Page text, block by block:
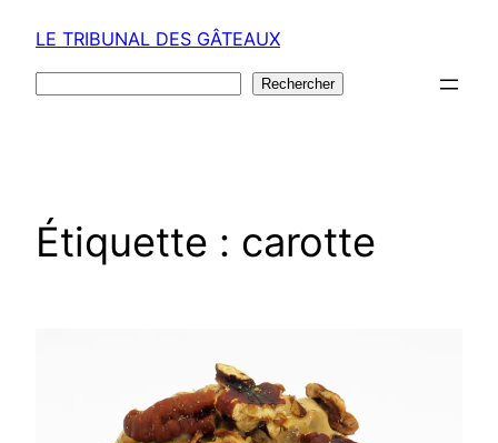
LE TRIBUNAL DES GÂTEAUX
Rechercher
Étiquette : carotte